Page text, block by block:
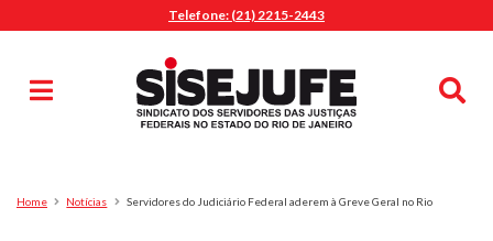
Telefone: (21) 2215-2443
Pesquisa
Home Notícias Servidores do Judiciário Federal aderem à Greve Geral no Rio
MENU
Sindicalize-se